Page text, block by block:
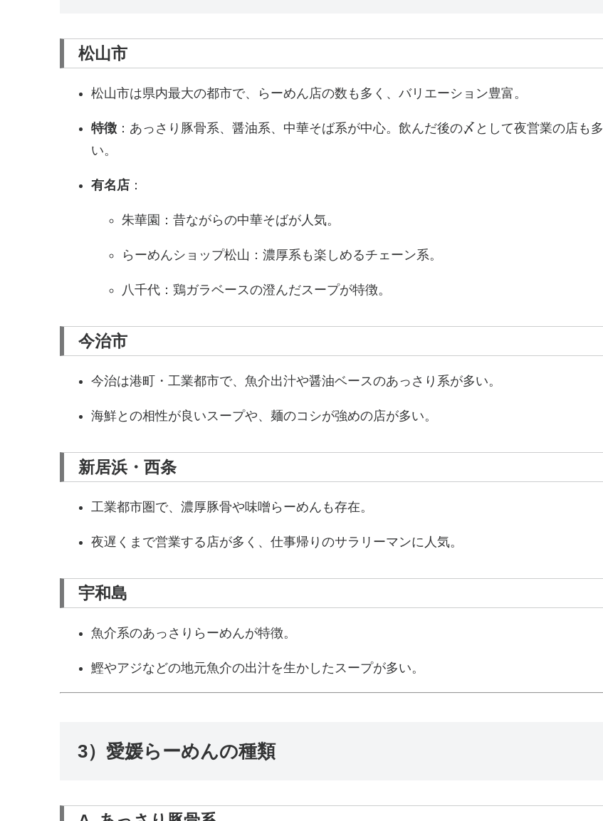
松山市
松山市は県内最大の都市で、らーめん店の数も多く、バリエーション豊富。
特徴：あっさり豚骨系、醤油系、中華そば系が中心。飲んだ後の〆として夜営業の店も多
い。
有名店：
朱華園：昔ながらの中華そばが人気。
らーめんショップ松山：濃厚系も楽しめるチェーン系。
八千代：鶏ガラベースの澄んだスープが特徴。
今治市
今治は港町・工業都市で、魚介出汁や醤油ベースのあっさり系が多い。
海鮮との相性が良いスープや、麺のコシが強めの店が多い。
新居浜・西条
工業都市圏で、濃厚豚骨や味噌らーめんも存在。
夜遅くまで営業する店が多く、仕事帰りのサラリーマンに人気。
宇和島
魚介系のあっさりらーめんが特徴。
鰹やアジなどの地元魚介の出汁を生かしたスープが多い。
3）愛媛らーめんの種類